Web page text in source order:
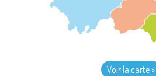
Voir la carte >